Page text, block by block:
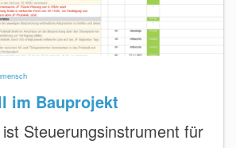
im Bauprojekt
Steuerungsinstrument für